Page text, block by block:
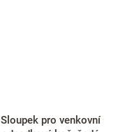
Sloupek pro venkovní